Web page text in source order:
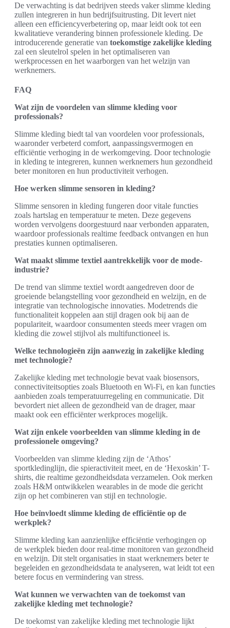
De verwachting is dat bedrijven steeds vaker slimme kleding
zullen integreren in hun bedrijfsuitrusting. Dit levert niet
alleen een efficiencyverbetering op, maar leidt ook tot een
kwalitatieve verandering binnen professionele kleding. De
introducerende generatie van toekomstige zakelijke kleding
zal een sleutelrol spelen in het optimaliseren van
werkprocessen en het waarborgen van het welzijn van
werknemers.
FAQ
Wat zijn de voordelen van slimme kleding voor
professionals?
Slimme kleding biedt tal van voordelen voor professionals,
waaronder verbeterd comfort, aanpassingsvermogen en
efficiëntie verhoging in de werkomgeving. Door technologie
in kleding te integreren, kunnen werknemers hun gezondheid
beter monitoren en hun productiviteit verhogen.
Hoe werken slimme sensoren in kleding?
Slimme sensoren in kleding fungeren door vitale functies
zoals hartslag en temperatuur te meten. Deze gegevens
worden vervolgens doorgestuurd naar verbonden apparaten,
waardoor professionals realtime feedback ontvangen en hun
prestaties kunnen optimaliseren.
Wat maakt slimme textiel aantrekkelijk voor de mode-
industrie?
De trend van slimme textiel wordt aangedreven door de
groeiende belangstelling voor gezondheid en welzijn, en de
integratie van technologische innovaties. Modetrends die
functionaliteit koppelen aan stijl dragen ook bij aan de
populariteit, waardoor consumenten steeds meer vragen om
kleding die zowel stijlvol als multifunctioneel is.
Welke technologieën zijn aanwezig in zakelijke kleding
met technologie?
Zakelijke kleding met technologie bevat vaak biosensors,
connectiviteitsopties zoals Bluetooth en Wi-Fi, en kan functies
aanbieden zoals temperatuurregeling en communicatie. Dit
bevordert niet alleen de gezondheid van de drager, maar
maakt ook een efficiënter werkproces mogelijk.
Wat zijn enkele voorbeelden van slimme kleding in de
professionele omgeving?
Voorbeelden van slimme kleding zijn de ‘Athos’
sportkledinglijn, die spieractiviteit meet, en de ‘Hexoskin’ T-
shirts, die realtime gezondheidsdata verzamelen. Ook merken
zoals H&M ontwikkelen wearables in de mode die gericht
zijn op het combineren van stijl en technologie.
Hoe beïnvloedt slimme kleding de efficiëntie op de
werkplek?
Slimme kleding kan aanzienlijke efficiëntie verhogingen op
de werkplek bieden door real-time monitoren van gezondheid
en welzijn. Dit stelt organisaties in staat werknemers beter te
begeleiden en gezondheidsdata te analyseren, wat leidt tot een
betere focus en vermindering van stress.
Wat kunnen we verwachten van de toekomst van
zakelijke kleding met technologie?
De toekomst van zakelijke kleding met technologie lijkt